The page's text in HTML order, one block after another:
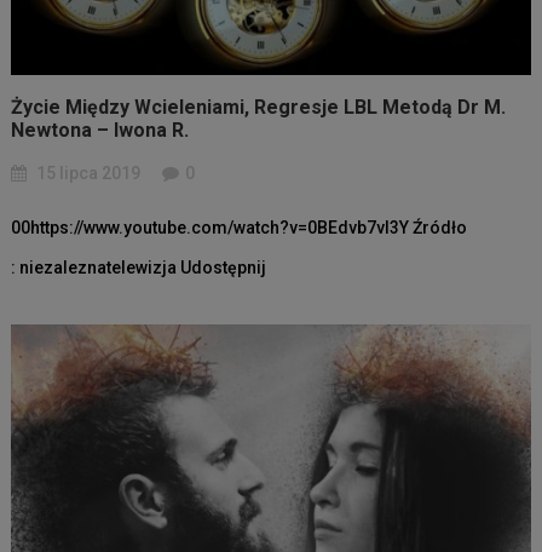
Życie Między Wcieleniami, Regresje LBL Metodą Dr M.
Newtona – Iwona R.
15 lipca 2019 0
00https://www.youtube.com/watch?v=0BEdvb7vl3Y Źródło
: niezaleznatelewizja Udostępnij